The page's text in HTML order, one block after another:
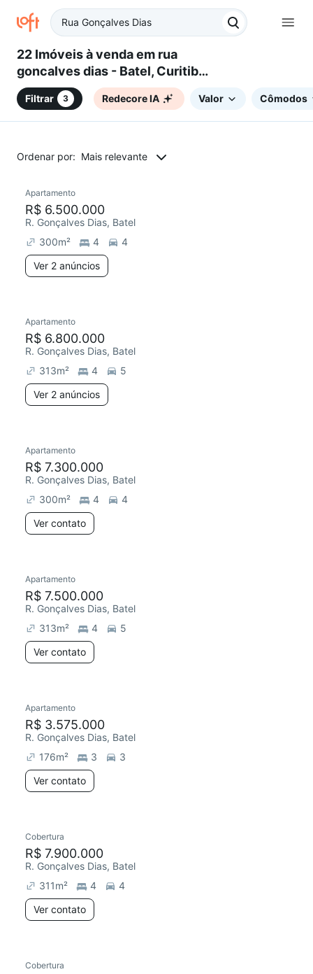
22 Imóveis à venda em rua
goncalves dias - Batel, Curitiba,
PR
Filtrar 3 Redecore IA Valor Cômodos
Ordenar por: Mais relevante
Redecorar
Apartamento
R$ 6.500.000
R. Gonçalves Dias, Batel
300m² 4
4
Ver 2 anúncios
Chegou este mês
Apartamento
R$ 6.800.000
R. Gonçalves Dias, Batel
313m² 4
5
Ver 2 anúncios
Apartamento
R$ 7.300.000
R. Gonçalves Dias, Batel
300m² 4
4
Ver contato
Apartamento
R$ 7.500.000
R. Gonçalves Dias, Batel
313m² 4
5
Ver contato
Redecorar
Apartamento
R$ 3.575.000
R. Gonçalves Dias, Batel
176m² 3
3
Ver contato
Cobertura
R$ 7.900.000
R. Gonçalves Dias, Batel
311m² 4
4
Ver contato
Redecorar
Cobertura